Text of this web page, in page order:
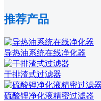
推荐产品
导热油系统在线净化器
干排渣式过滤器
硫酸锂净化液精密过滤器